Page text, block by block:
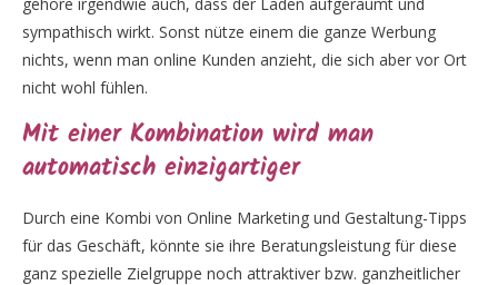
gehöre irgendwie auch, dass der Laden aufgeräumt und
sympathisch wirkt. Sonst nütze einem die ganze Werbung
nichts, wenn man online Kunden anzieht, die sich aber vor Ort
nicht wohl fühlen.
Mit einer Kombination wird man
automatisch einzigartiger
Durch eine Kombi von Online Marketing und Gestaltung-Tipps
für das Geschäft, könnte sie ihre Beratungsleistung für diese
ganz spezielle Zielgruppe noch attraktiver bzw. ganzheitlicher